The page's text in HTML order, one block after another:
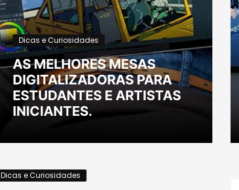
Dicas e Curiosidades
AS MELHORES MESAS
DIGITALIZADORAS PARA
ESTUDANTES E ARTISTAS
INICIANTES.
Dicas e Curiosidades